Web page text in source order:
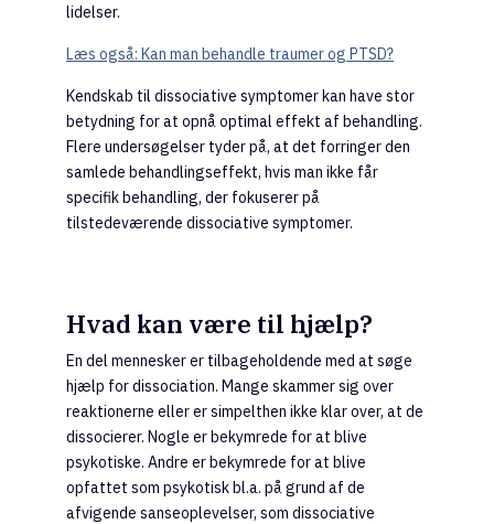
lidelser.
Læs også: Kan man behandle traumer og PTSD?
Kendskab til dissociative symptomer kan have stor
betydning for at opnå optimal effekt af behandling.
Flere undersøgelser tyder på, at det forringer den
samlede behandlingseffekt, hvis man ikke får
specifik behandling, der fokuserer på
tilstedeværende dissociative symptomer.
Hvad kan være til hjælp?
En del mennesker er tilbageholdende med at søge
hjælp for dissociation. Mange skammer sig over
reaktionerne eller er simpelthen ikke klar over, at de
dissocierer. Nogle er bekymrede for at blive
psykotiske. Andre er bekymrede for at blive
opfattet som psykotisk bl.a. på grund af de
afvigende sanseoplevelser, som dissociative